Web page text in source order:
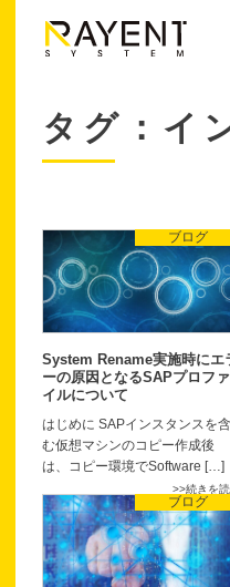
タグ：イ
ブログ
System Rename実施時にエ
ーの原因となるSAPプロファ
イルについて
はじめに SAPインスタンスを含
む仮想マシンのコピー作成後
は、コピー環境でSoftware […]
続きを
ブログ